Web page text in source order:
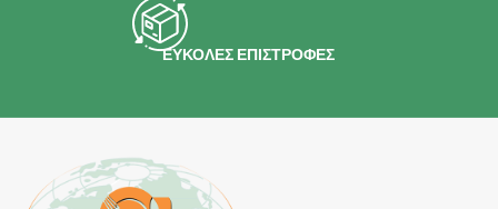
ΕΥΚΟΛΕΣ ΕΠΙΣΤΡΟΦΕΣ